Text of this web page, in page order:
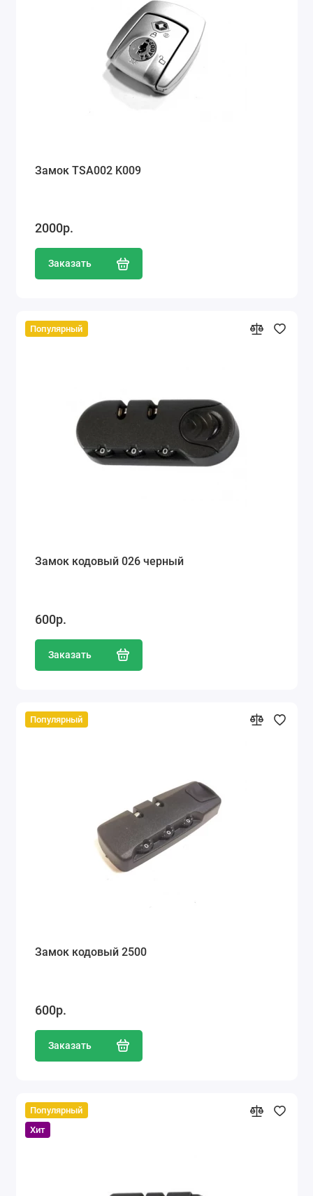
Замок TSA002 K009
2000р.
Заказать
Популярный
Замок кодовый 026 черный
600р.
Заказать
Популярный
Замок кодовый 2500
600р.
Заказать
Популярный
Хит